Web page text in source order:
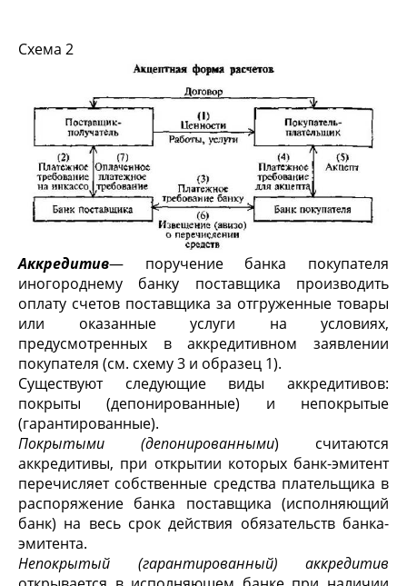
Схема 2
Аккредитив— поручение банка покупателя
иногороднему банку поставщика производить
оплату счетов поставщика за отгруженные товары
или оказанные услуги на ус­ловиях,
предусмотренных в аккредитивном заявлении
покупателя (см. схему 3 и образец 1).
Существуют следующие виды аккредитивов:
покрыты (депонированные) и непокрытые
(гарантированные).
Покрытыми (депонированными) считаются
аккредитивы, при открытии которых банк-эмитент
перечисляет собствен­ные средства плательщика в
распоряжение банка постав­щика (исполняющий
банк) на весь срок действия обяза­тельств банка-
эмитента.
Непокрытый (гарантированный) аккредитив